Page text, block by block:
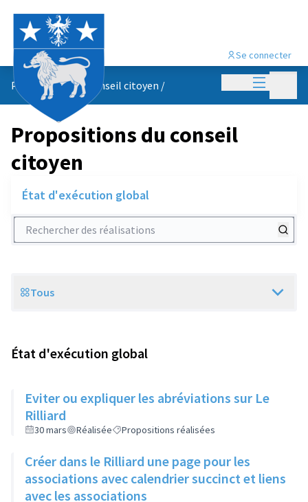
Menu
Se connecter
Propositions du conseil citoyen /
Propositions du conseil
citoyen
État d'exécution global
Rechercher des réalisations
Scope
Tous
État d'exécution global
Eviter ou expliquer les abréviations sur Le
Rilliard
30 mars Réalisée Propositions réalisées
Créer dans le Rilliard une page pour les
associations avec calendrier succinct et liens
avec les associations